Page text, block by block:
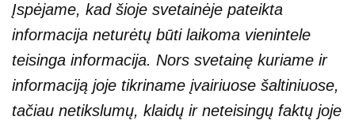
Įspėjame, kad šioje svetainėje pateikta
informacija neturėtų būti laikoma vienintele
teisinga informacija. Nors svetainę kuriame ir
informaciją joje tikriname įvairiuose šaltiniuose,
tačiau netikslumų, klaidų ir neteisingų faktų joje